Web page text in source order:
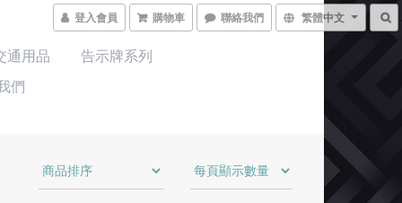
登入會員 購物車 聯絡我們 繁體中文
通用品
告示牌系列
們